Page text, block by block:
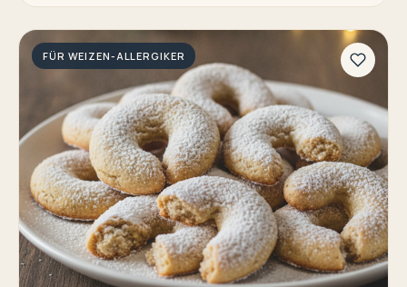
FÜR WEIZEN-ALLERGIKER